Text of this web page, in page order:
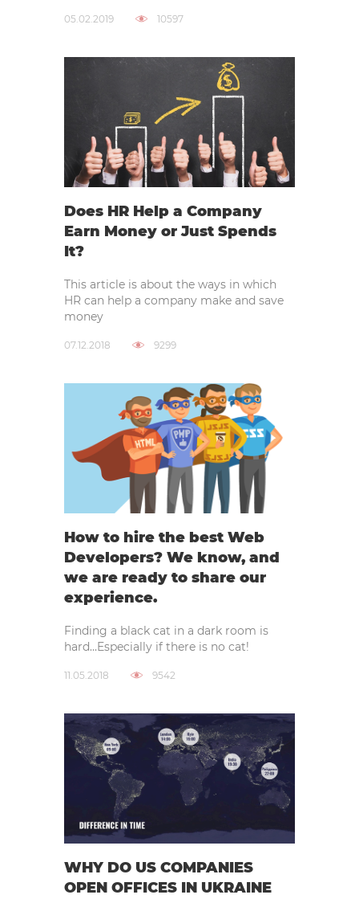
05.02.2019 10597
Does HR Help a Company
Earn Money or Just Spends
It?
This article is about the ways in which
HR can help a company make and save
money
07.12.2018 9299
How to hire the best Web
Developers? We know, and
we are ready to share our
experience.
Finding a black cat in a dark room is
hard…Especially if there is no cat!
11.05.2018 9542
WHY DO US COMPANIES
OPEN OFFICES IN UKRAINE